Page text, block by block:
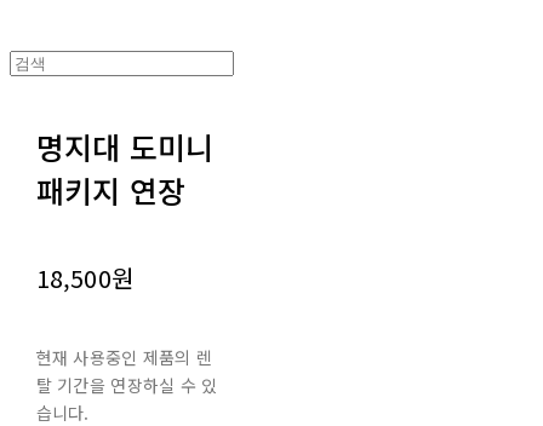
명지대 도미니
패키지 연장
18,500원
현재 사용중인 제품의 렌
탈 기간을 연장하실 수 있
습니다.